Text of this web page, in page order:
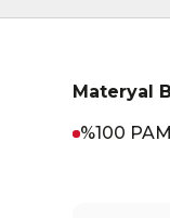
Materyal
%100